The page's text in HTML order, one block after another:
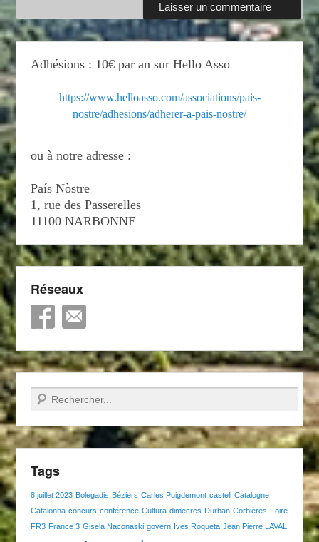
Adhésions : 10€ par an sur Hello Asso
https://www.helloasso.com/associations/pais-
nostre/adhesions/adherer-a-pais-nostre/
ou à notre adresse :
País Nòstre
1, rue des Passerelles
11100 NARBONNE
Réseaux
Recherche
Tags
8 juillet 2023 Bolegadis Béziers Carles Puigdemont castell Catalogne
Catalonha concurs conférence Cultura dimecres Durban-Corbières Foire
FR3 France 3 Gisela Naconaski govern Ives Roqueta Jean Pierre LAVAL